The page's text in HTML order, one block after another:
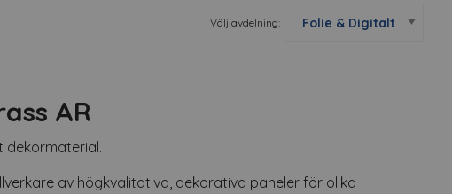
Välj avdelning:
AR
dekormaterial.
av högkvalitativa, dekorativa paneler för olika